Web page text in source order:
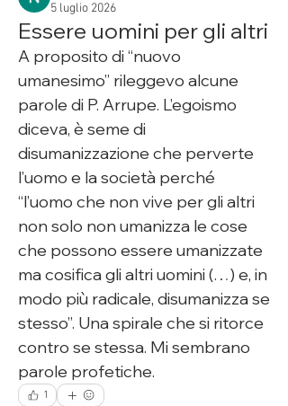
5 luglio 2026
Essere uomini per gli altri
A proposito di “nuovo
umanesimo” rileggevo alcune
parole di P. Arrupe. L’egoismo
diceva, è seme di
disumanizzazione che perverte
l’uomo e la società perché
“l’uomo che non vive per gli altri
non solo non umanizza le cose
che possono essere umanizzate
ma cosifica gli altri uomini (…) e, in
modo più radicale, disumanizza se
stesso”. Una spirale che si ritorce
contro se stessa. Mi sembrano
parole profetiche.
1